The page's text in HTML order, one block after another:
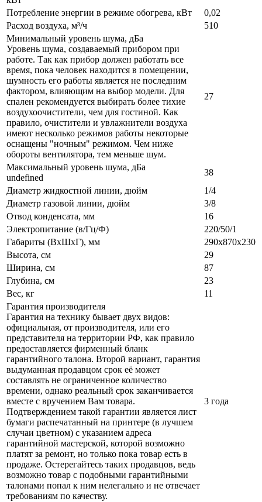
Потребление энергии в режиме обогрева, кВт
0,02
Расход воздуха, м³/ч
510
Минимальный уровень шума, дБа
Уровень шума, создаваемый прибором при
работе. Так как прибор должен работать все
время, пока человек находится в помещении,
шумность его работы является не последним
фактором, влияющим на выбор модели. Для
спален рекомендуется выбирать более тихие
воздухоочистители, чем для гостиной. Как
правило, очистители и увлажнители воздуха
имеют несколько режимов работы некоторые
оснащены "ночным" режимом. Чем ниже
обороты вентилятора, тем меньше шум.
27
Максимальный уровень шума, дБа
undefined
38
Диаметр жидкостной линии, дюйм
1/4
Диаметр газовой линии, дюйм
3/8
Отвод конденсата, мм
16
Электропитание (в/Гц/Ф)
220/50/1
Габариты (ВxШxГ), мм
290x870x230
Высота, см
29
Ширина, см
87
Глубина, см
23
Вес, кг
11
Гарантия производителя
Гарантия на технику бывает двух видов:
официальная, от производителя, или его
представителя на территории РФ, как правило
предоставляется фирменный бланк
гарантийного талона. Второй вариант, гарантия
выдуманная продавцом срок её может
составлять не ограниченное количество
времени, однако реальный срок заканчивается
вместе с вручением Вам товара.
Подтверждением такой гарантии является лист
бумаги распечатанный на принтере (в лучшем
случаи цветном) с указанием адреса
гарантийной мастерской, которой возможно
платят за ремонт, но только пока товар есть в
продаже. Остерегайтесь таких продавцов, ведь
возможно товар с подобными гарантийными
талонами попал к ним нелегально и не отвечает
требованиям по качеству.
3 года